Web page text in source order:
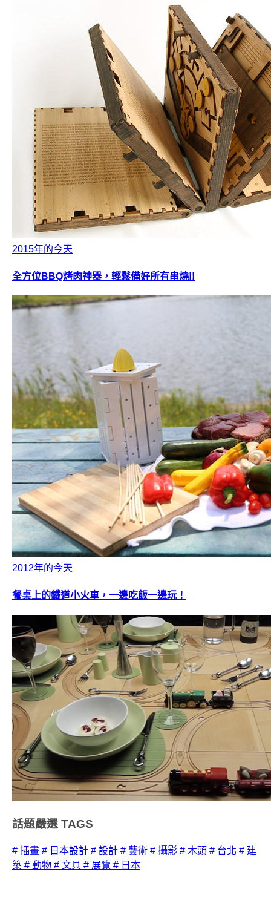
2015年的今天
全方位BBQ烤肉神器，輕鬆備好所有串燒!!
2012年的今天
餐桌上的鐵道小火車，一邊吃飯一邊玩！
話題嚴選 TAGS
# 插畫 # 日本設計 # 設計 # 藝術 # 攝影 # 木頭 # 台北 # 建
築 # 動物 # 文具 # 展覽 # 日本